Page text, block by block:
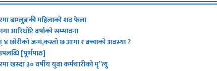
बाग्लुङकी महिलाको शव फेला
आरिघोप्टे वर्षाको सम्भावना
४ छोरीको जन्म,कस्तो छ आमा र बच्चाको अवस्था ?
[पूर्णपाठ]
खस्दा ३० वर्षीय युवा कर्मचारीको मृ”त्यु